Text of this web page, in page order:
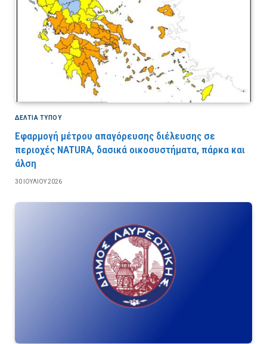
ΔΕΛΤΙΑ ΤΥΠΟΥ
Εφαρμογή μέτρου απαγόρευσης διέλευσης σε
περιοχές NATURA, δασικά οικοσυστήματα, πάρκα και
άλση
30 ΙΟΥΛΊΟΥ 2026